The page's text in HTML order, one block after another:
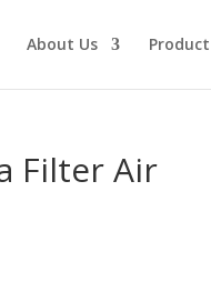
About Us Product
Filter Air